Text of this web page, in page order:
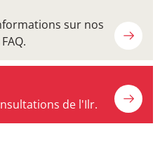
sur nos
de l'Ilr.